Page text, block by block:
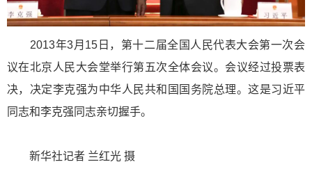
2013年3月15日，第十二届全国人民代表大会第一次会
议在北京人民大会堂举行第五次全体会议。会议经过投票表
决，决定李克强为中华人民共和国国务院总理。这是习近平
同志和李克强同志亲切握手。
新华社记者 兰红光 摄